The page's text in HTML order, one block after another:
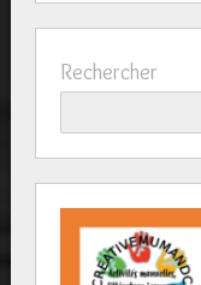
Rechercher